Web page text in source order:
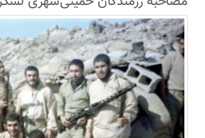
سال63+فیلم